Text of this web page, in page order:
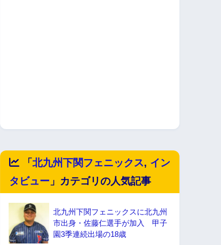
「 北九州下関フェニックス, イン
タビュー 」カテゴリの人気記事
北九州下関フェニックスに北九州
市出身・佐藤仁選手が加入 甲子
園3季連続出場の18歳